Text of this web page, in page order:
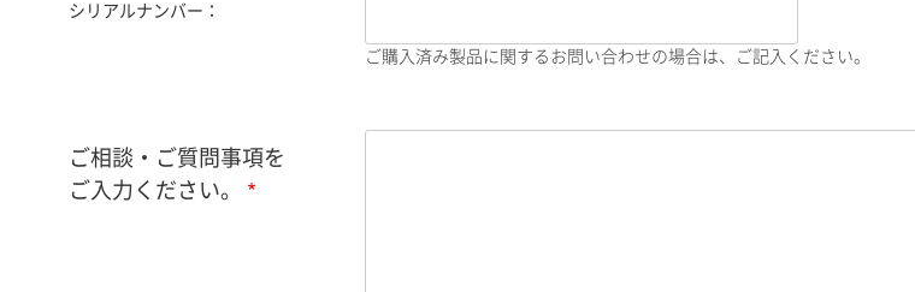
シリアルナンバー：
ご購入済み製品に関するお問い合わせの場合は、ご記入ください。
ご相談・ご質問事項を
ご入力ください。